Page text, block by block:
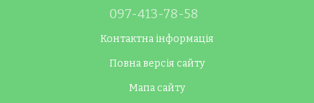
097-413-78-58
Контактна інформація
Повна версія сайту
Мапа сайту